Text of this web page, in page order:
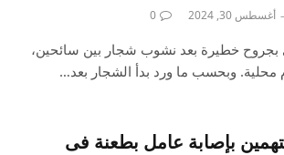
أغسطس 30, 2024 0
خطيرة بعد نشوب شجار بين سائحين،
وبحسب ما ورد بدأ الشجار بعد…
بإصابة عامل بطعنة فى